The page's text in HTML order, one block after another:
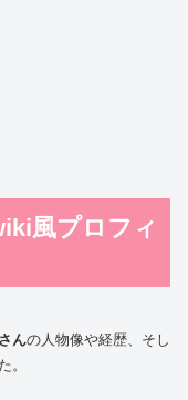
風プロフィ
んの人物像や経歴、そし
。